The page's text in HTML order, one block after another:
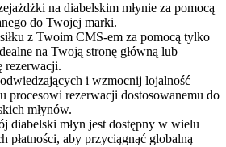
na diabelskim młynie za pomocą
do Twojej marki.
z Twoim CMS-em za pomocą tylko
na Twoją stronę główną lub
rezerwacji.
odwiedzających i wzmocnij lojalność
procesowi rezerwacji dostosowanemu do
młynów.
diabelski młyn jest dostępny w wielu
płatności, aby przyciągnąć globalną